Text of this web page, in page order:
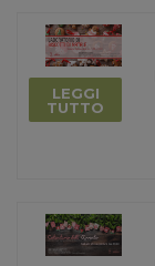
LEGGI
TUTTO